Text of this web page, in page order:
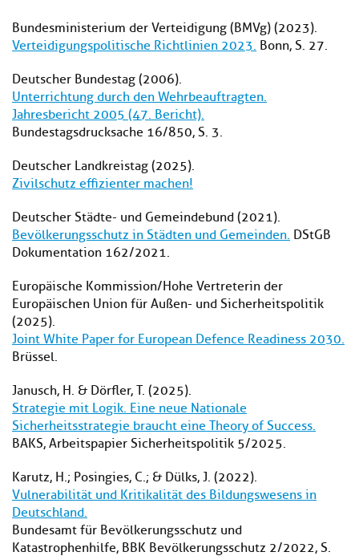
Bundesministerium der Verteidigung (BMVg) (2023).
Verteidigungspolitische Richtlinien 2023. Bonn, S. 27.
Deutscher Bundestag (2006).
Unterrichtung durch den Wehrbeauftragten.
Jahresbericht 2005 (47. Bericht).
Bundestagsdrucksache 16/850, S. 3.
Deutscher Landkreistag (2025).
Zivilschutz effizienter machen!
Deutscher Städte- und Gemeindebund (2021).
Bevölkerungsschutz in Städten und Gemeinden. DStGB
Dokumentation 162/2021.
Europäische Kommission/Hohe Vertreterin der
Europäischen Union für Außen- und Sicherheitspolitik
(2025).
Joint White Paper for European Defence Readiness 2030.
Brüssel.
Janusch, H. & Dörfler, T. (2025).
Strategie mit Logik. Eine neue Nationale
Sicherheitsstrategie braucht eine Theory of Success.
BAKS, Arbeitspapier Sicherheitspolitik 5/2025.
Karutz, H.; Posingies, C.; & Dülks, J. (2022).
Vulnerabilität und Kritikalität des Bildungswesens in
Deutschland.
Bundesamt für Bevölkerungsschutz und
Katastrophenhilfe, BBK Bevölkerungsschutz 2/2022, S.